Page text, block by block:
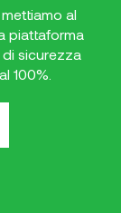
al
piattaforma
sicurezza
100%.